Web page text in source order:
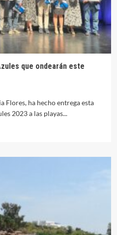
que ondearán este
Flores, ha hecho entrega esta
2023 a las playas...